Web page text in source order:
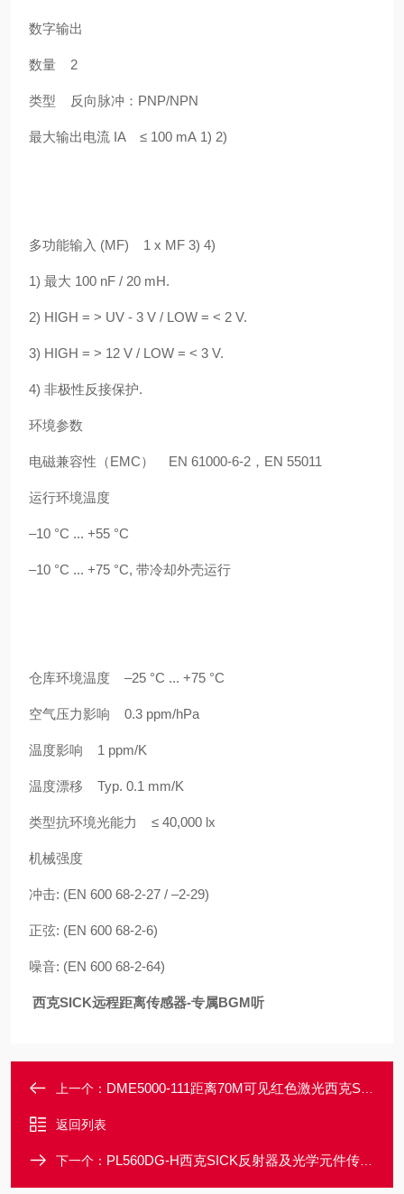
数字输出
数量 2
类型 反向脉冲：PNP/NPN
最大输出电流 IA ≤ 100 mA 1) 2)
多功能输入 (MF) 1 x MF 3) 4)
1) 最大 100 nF / 20 mH.
2) HIGH = > UV - 3 V / LOW = < 2 V.
3) HIGH = > 12 V / LOW = < 3 V.
4) 非极性反接保护.
环境参数
电磁兼容性（EMC） EN 61000-6-2，EN 55011
运行环境温度
–10 °C ... +55 °C
–10 °C ... +75 °C, 带冷却外壳运行
仓库环境温度 –25 °C ... +75 °C
空气压力影响 0.3 ppm/hPa
温度影响 1 ppm/K
温度漂移 Typ. 0.1 mm/K
类型抗环境光能力 ≤ 40,000 lx
机械强度
冲击: (EN 600 68-2-27 / –2-29)
正弦: (EN 600 68-2-6)
噪音: (EN 600 68-2-64)
西克SICK远程距离传感器-专属BGM听
上一个： DME5000-111距离70M可见红色激光西克SICK远程传感器
返回列表
下一个： PL560DG-H西克SICK反射器及光学元件传感器配件